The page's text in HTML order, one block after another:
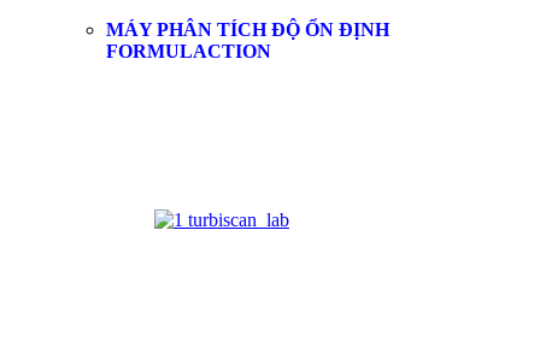
MÁY PHÂN TÍCH ĐỘ ỔN ĐỊNH
FORMULACTION